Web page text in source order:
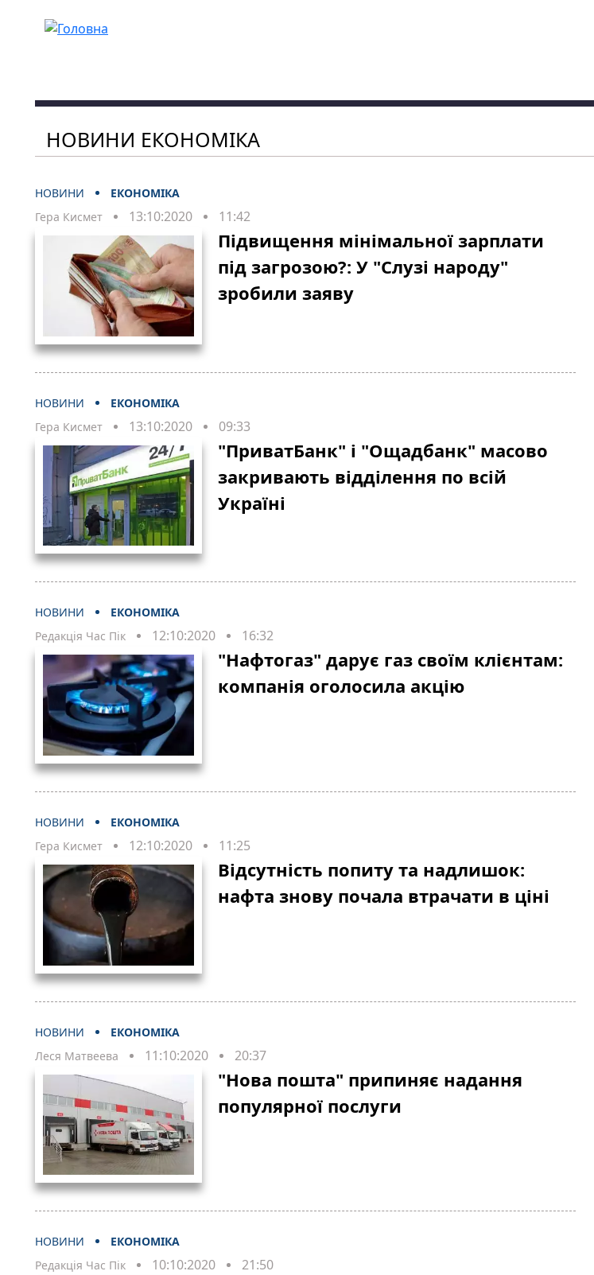
НОВИНИ ЕКОНОМІКА
НОВИНИ
ЕКОНОМІКА
Гера Кисмет
13:10:2020 11:42
Підвищення мінімальної зарплати
під загрозою?: У "Слузі народу"
зробили заяву
НОВИНИ
ЕКОНОМІКА
Гера Кисмет
13:10:2020 09:33
"ПриватБанк" і "Ощадбанк" масово
закривають відділення по всій
Україні
НОВИНИ
ЕКОНОМІКА
Редакція Час Пік
12:10:2020 16:32
"Нафтогаз" дарує газ своїм клієнтам:
компанія оголосила акцію
НОВИНИ
ЕКОНОМІКА
Гера Кисмет
12:10:2020 11:25
Відсутність попиту та надлишок:
нафта знову почала втрачати в ціні
НОВИНИ
ЕКОНОМІКА
Леся Матвеева
11:10:2020 20:37
"Нова пошта" припиняє надання
популярної послуги
НОВИНИ
ЕКОНОМІКА
Редакція Час Пік
10:10:2020 21:50